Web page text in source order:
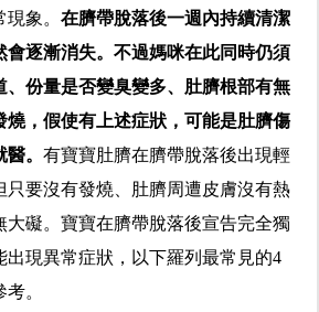
象。 在臍帶脫落後一週內持續清潔
會逐漸消失。不過媽咪在此同時仍須
、份量是否變臭變多、肚臍根部有無
燒，假使有上述症狀，可能是肚臍傷
。 有寶寶肚臍在臍帶脫落後出現輕
只要沒有發燒、肚臍周遭皮膚沒有熱
大礙。寶寶在臍帶脫落後宣告完全獨
出現異常症狀，以下羅列最常見的4
。